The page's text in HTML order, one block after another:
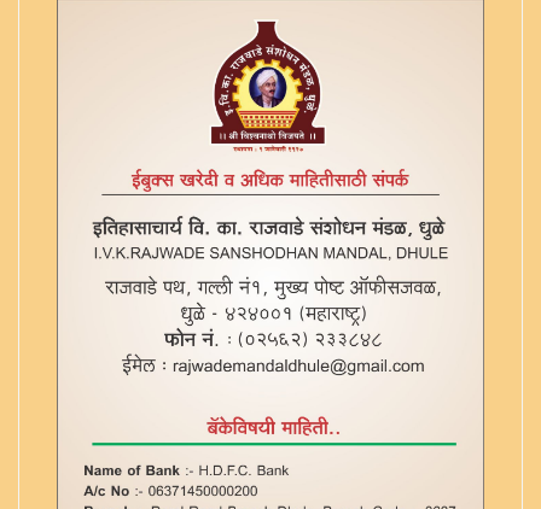
एका याज्ञिकाच्या ग्रंथांची यादी - ३
कुलार्णवे - अष्टमोल्लास - ४
कृतमंजरी (त्रुटीत) - ३६
कोकीलाव्रतपूजा
क्षेपखंड व्याख्या - ६
गणपति पुजनम - १८
गर्भादानाची यादी - ३८
ग्रहबली - ६१
ग्रहमख - ५